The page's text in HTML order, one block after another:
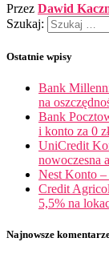
Przez Dawid
Szukaj:
Ostatnie wpisy
Bank
na
Bank
i konto za 0 zł
UniCredit
nowoczesna
Nest Konto –
Credit
5,5% na
Najnowsze